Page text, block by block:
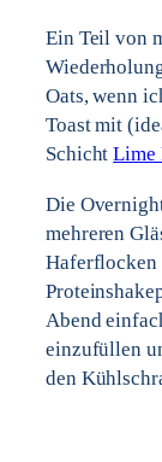
Ein Teil von
Oats, wenn
Toast mit
SchichtLime
Die
mehreren
Haferflocken
Abend
einzufüllen
den